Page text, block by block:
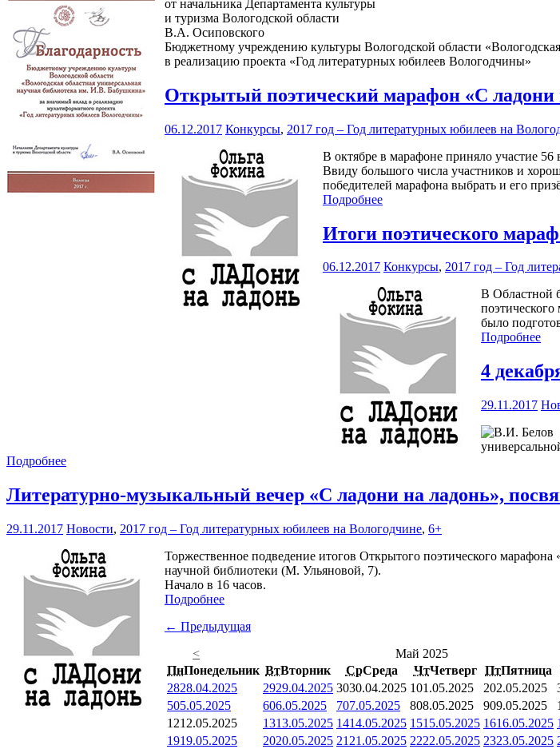
от начальника Департамента культуры
и туризма Вологодской области
В.А. Осиповского
Бюджетному учреждению культуры Вологодской области
в реализацию проекта «Год литературных юбилеев Вологодчины»
Открытый поэтический марафон «С ладони
06.12.2017 Конкурсы, 2017 год – Год литературных юбилеев на
В октябре в марафоне приняло участие 56
Ввиду большого числа участников и
победителей марафона выбрать и его
Подробнее
Итоги поэтического
06.12.2017 Конкурсы, 2017 год – Год
В Областной
было
Подробнее
4
29.11.2017
Подробнее
Литературно-музыкальный вечер «С ладони на ладонь»,
29.11.2017 Новости, 2017 год – Год литературных юбилеев на Вологодчине, 6+
Торжественное подведение итогов Открытого поэтического
научной библиотеки (М. Ульяновой, 7).
Начало в 16 часов.
Подробнее
← Предыдущая
<
Май 2025
ПнПонедельник ВтВторник СрСреда ЧтЧетверг ПтПятница
2828.04.2025 2929.04.2025 3030.04.2025 101.05.2025 202.05.2025
505.05.2025 606.05.2025 707.05.2025 808.05.2025 909.05.2025
1212.05.2025 1313.05.2025 1414.05.2025 1515.05.2025 1616.05.2025
1919.05.2025 2020.05.2025 21 21.05.2025 2222.05.2025 2323.05.2025